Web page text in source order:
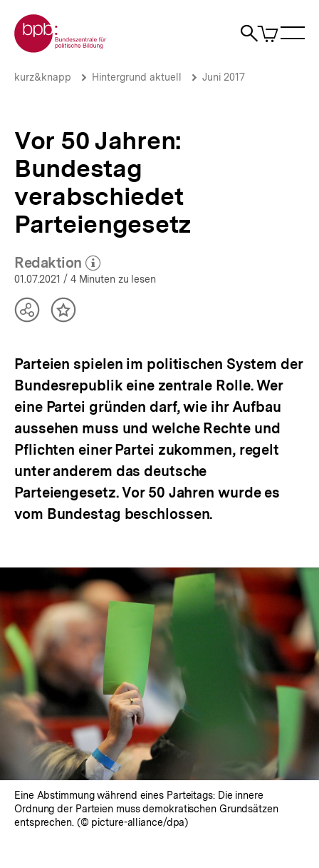
zum
Seiteninhalt
springen
Zur Startseite der bpb
Suche
Artikel
im
Vor
verabschiedet
Parteiengesetz
Hintergrund
bpb.de
Brotkrümelnavigation
Pfadnavigation
kurz&knapp Hintergrund aktuell Juni 2017
Vor 50 Jahren:
Bundestag
verabschiedet
Parteiengesetz
Redaktion
(Mehr zum Autor)
öffnen
01.07.2021 / 4 Minuten zu lesen
TeilenInhalt
Parteien spielen im politischen System der
Bundesrepublik eine zentrale Rolle. Wer
eine Partei gründen darf, wie ihr Aufbau
aussehen muss und welche Rechte und
Pflichten einer Partei zukommen, regelt
unter anderem das deutsche
Parteiengesetz. Vor 50 Jahren wurde es
vom Bundestag beschlossen.
Eine Abstimmung während eines Parteitags: Die innere
Ordnung der Parteien muss demokratischen Grundsätzen
entsprechen. (© picture-alliance/dpa)